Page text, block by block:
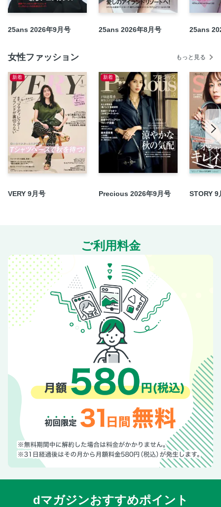
BALENCIAGA モードなアイコンバッグが主役
ティファニー 伝説が宿るジュエリーウォッチ
ビューティ·メダリストの 美容社交会
Beauty Times
シャネル 時代を超えて愛される3つの秘密
ルイ・ヴィトン 旅するコスメ
25ansデジタルを毎日チェック！
【大阪＆神戸】特別な日をいっそう晴れやかに ハレの日ダ
イニング
Part1 とっておきのカウンター
Part3 大阪の最旬ホテルダイニング
海との共生に向けて、私たちが踏み出す一歩
Pick Up Global Trends : Home Decor 伝統と洗練を極めたテ
キサスの邸宅へ
25ans 船上パーティ in 大阪 Report!
Lifestyle Times
What’s New
SHOP LIST
Love Me Doのタロットが導く未来の扉
別冊付録 エレ派の未来白書2026
別冊付録 Index
別冊付録 Prologue 再びスリランカへ─25ans図書館、15年
別冊付録 Part1 子どもたちをエンパワメントする 多彩なア
クション
別冊付録 Books×Children 安藤忠雄さんの 「こども本の森」
プロジェクト
別冊付録 Horse×Children NASU FARM VILLAGEが取り組む
25ans 2026年9月号 25ans 2026年8月号 25ans
女性ファッション もっと見る
新着
VERY 9月号
新着
Precious 2026年9月号 STORY 9
ご利用料金
dマガジンおすすめポイント